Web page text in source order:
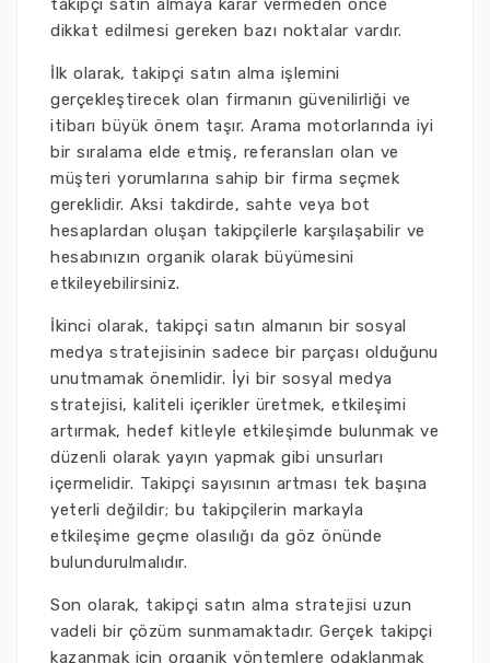
takipçi satın almaya karar vermeden önce
dikkat edilmesi gereken bazı noktalar vardır.
İlk olarak, takipçi satın alma işlemini
gerçekleştirecek olan firmanın güvenilirliği ve
itibarı büyük önem taşır. Arama motorlarında iyi
bir sıralama elde etmiş, referansları olan ve
müşteri yorumlarına sahip bir firma seçmek
gereklidir. Aksi takdirde, sahte veya bot
hesaplardan oluşan takipçilerle karşılaşabilir ve
hesabınızın organik olarak büyümesini
etkileyebilirsiniz.
İkinci olarak, takipçi satın almanın bir sosyal
medya stratejisinin sadece bir parçası olduğunu
unutmamak önemlidir. İyi bir sosyal medya
stratejisi, kaliteli içerikler üretmek, etkileşimi
artırmak, hedef kitleyle etkileşimde bulunmak ve
düzenli olarak yayın yapmak gibi unsurları
içermelidir. Takipçi sayısının artması tek başına
yeterli değildir; bu takipçilerin markayla
etkileşime geçme olasılığı da göz önünde
bulundurulmalıdır.
Son olarak, takipçi satın alma stratejisi uzun
vadeli bir çözüm sunmamaktadır. Gerçek takipçi
kazanmak için organik yöntemlere odaklanmak